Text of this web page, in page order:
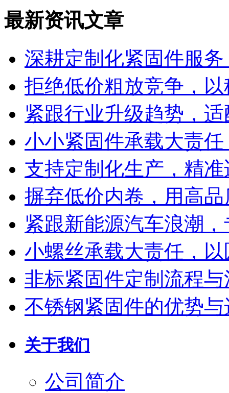
最新资讯文章
深耕定制化紧固件服
拒绝低价粗放竞争，
紧跟行业升级趋势，
小小紧固件承载大责
支持定制化生产，精
摒弃低价内卷，用高
紧跟新能源汽车浪潮
小螺丝承载大责任，
非标紧固件定制流程
不锈钢紧固件的优势
关于我们
公司简介